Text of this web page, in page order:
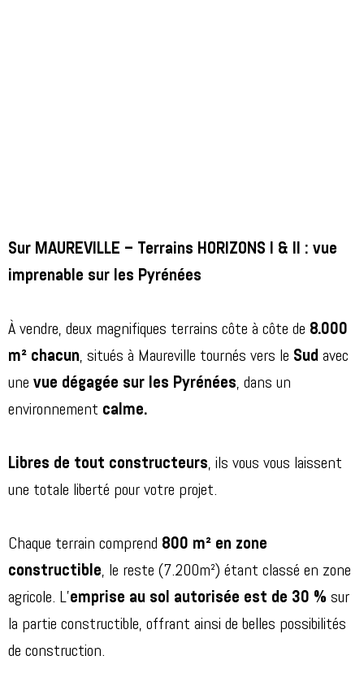
Sur MAUREVILLE – Terrains HORIZONS I & II : vue
imprenable sur les Pyrénées
À vendre, deux magnifiques terrains côte à côte de 8.000
m² chacun, situés à Maureville tournés vers le Sud avec
une vue dégagée sur les Pyrénées, dans un
environnement calme.
Libres de tout constructeurs, ils vous vous laissent
une totale liberté pour votre projet.
Chaque terrain comprend 800 m² en zone
constructible, le reste (7.200m²) étant classé en zone
agricole. L’emprise au sol autorisée est de 30 % sur
la partie constructible, offrant ainsi de belles possibilités
de construction.